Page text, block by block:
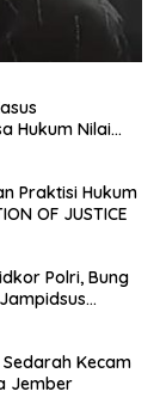
Hukum Nilai
Praktisi Hukum
OF JUSTICE
Polri, Bung
Keroyok Warga Jember